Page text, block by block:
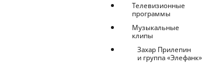
Телевизионные
программы
Музыкальные
клипы
Захар Прилепин
и группа «Элефанк»